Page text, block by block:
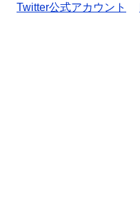
Twitter公式アカウント